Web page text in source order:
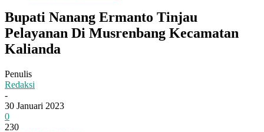
Bupati Nanang Ermanto Tinjau
Pelayanan Di Musrenbang Kecamatan
Kalianda
Penulis
Redaksi
-
30 Januari 2023
0
230